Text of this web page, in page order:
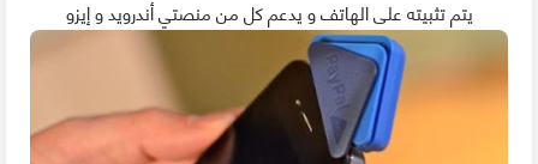
يتم تثبيته على الهاتف و يدعم كل من منصتي أندرويد و إيزو